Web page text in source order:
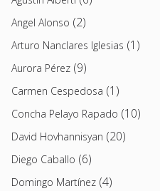
Angel Alonso (2)
Arturo Nanclares Iglesias (1)
Aurora Pérez (9)
Carmen Cespedosa (1)
Concha Pelayo Rapado (10)
David Hovhannisyan (20)
Diego Caballo (6)
Domingo Martínez (4)